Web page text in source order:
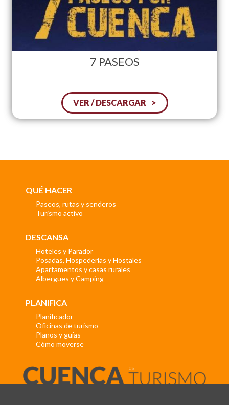
7 PASEOS
VER / DESCARGAR
QUÉ HACER
Paseos, rutas y senderos
Turismo activo
DESCANSA
Hoteles y Parador
Posadas, Hospederías y Hostales
Apartamentos y casas rurales
Albergues y Camping
PLANIFICA
Planificador
Oficinas de turismo
Planos y guías
Cómo moverse